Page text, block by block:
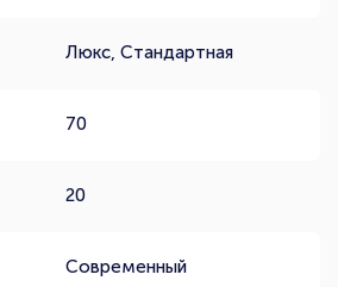
Люкс, Стандартная
70
20
Современный